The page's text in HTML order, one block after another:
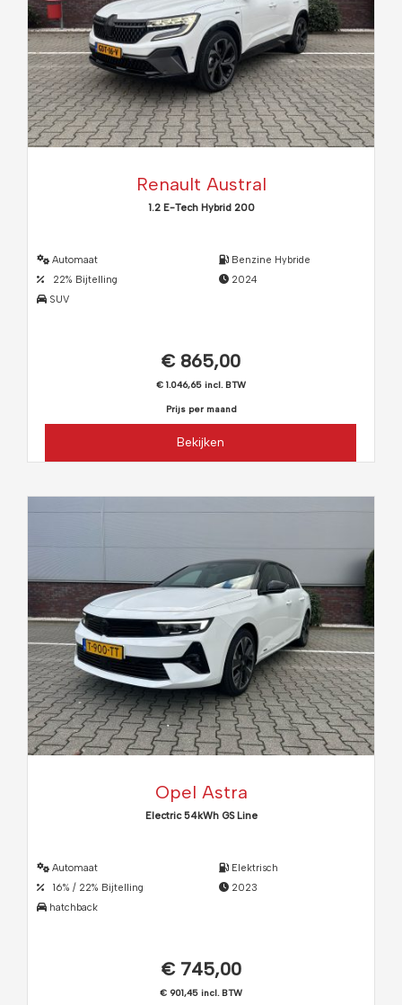
Renault Austral
1.2 E-Tech Hybrid 200
Automaat
22% Bijtelling
SUV
Benzine Hybride
2024
€ 865,00
€ 1.046,65 incl. BTW
Prijs per maand
Bekijken
Opel Astra
Electric 54kWh GS Line
Automaat
16% / 22% Bijtelling
hatchback
Elektrisch
2023
€ 745,00
€ 901,45 incl. BTW